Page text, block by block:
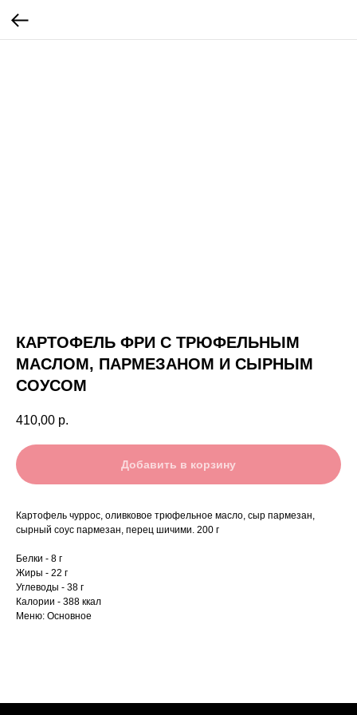
КАРТОФЕЛЬ ФРИ С ТРЮФЕЛЬНЫМ
МАСЛОМ, ПАРМЕЗАНОМ И СЫРНЫМ
СОУСОМ
410,00 р.
Добавить в корзину
Картофель чуррос, оливковое трюфельное масло, сыр пармезан,
сырный соус пармезан, перец шичими. 200 г
Белки - 8 г
Жиры - 22 г
Углеводы - 38 г
Калории - 388 ккал
Меню: Основное